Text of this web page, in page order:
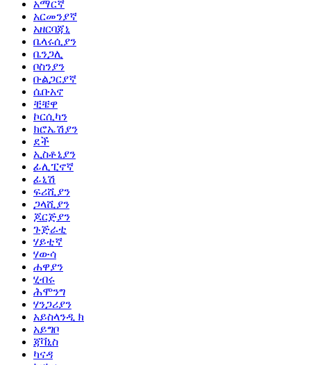
አማርኛ
አርመንያኛ
አዘርባጃኒ
ቤላሩሲያን
ቤንጋሊ
ቦስንያን
ቡልጋርያኛ
ሴቡአኖ
ቺቼዋ
ኮርሲካን
ክሮኤሽያን
ደች
ኢስቶኒያን
ፊሊፒኖኛ
ፊኒሽ
ፍሪሺያን
ጋላሺያን
ጆርጅያን
ጉጅራቲ
ሃይቲኛ
ሃውሳ
ሐዋያን
ሂብሩ
ሕሞንግ
ሃንጋሪያን
አይስላንዲ ክ
አይግቦ
ጃቫኒስ
ካናዳ